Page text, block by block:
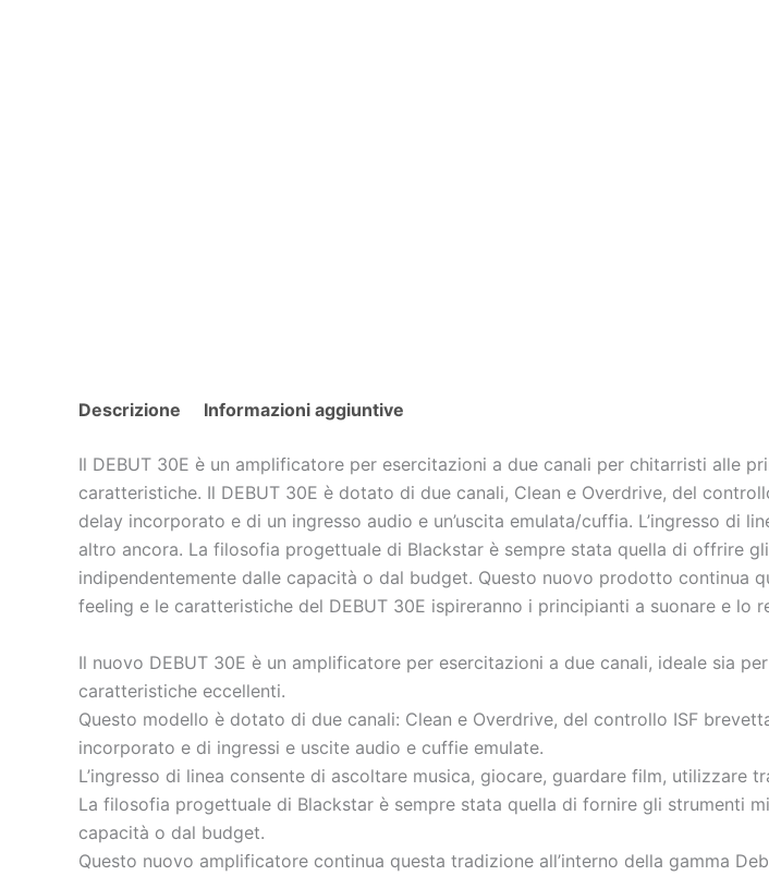
Descrizione Informazioni aggiuntive
Il DEBUT 30E è un amplificatore per esercitazioni a due canali per chitarristi alle
caratteristiche. Il DEBUT 30E è dotato di due canali, Clean e Overdrive, del
delay incorporato e di un ingresso audio e un’uscita emulata/cuffia. L’ingresso di
altro ancora. La filosofia progettuale di Blackstar è sempre stata quella di offrire
indipendentemente dalle capacità o dal budget. Questo nuovo prodotto continua
feeling e le caratteristiche del DEBUT 30E ispireranno i principianti a suonare e
Il nuovo DEBUT 30E è un amplificatore per esercitazioni a due canali, ideale sia
caratteristiche eccellenti.
Questo modello è dotato di due canali: Clean e Overdrive, del controllo ISF
incorporato e di ingressi e uscite audio e cuffie emulate.
L’ingresso di linea consente di ascoltare musica, giocare, guardare film, utilizzare
La filosofia progettuale di Blackstar è sempre stata quella di fornire gli strumenti
capacità o dal budget.
Questo nuovo amplificatore continua questa tradizione all’interno della gamma